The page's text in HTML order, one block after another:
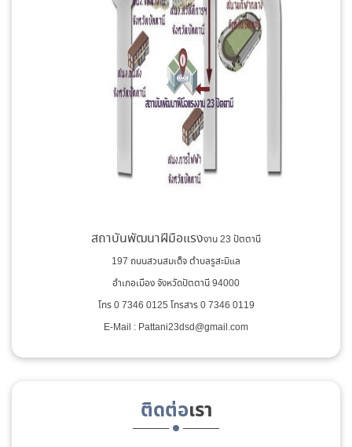
สถาบันพัฒนาฝีมือแรงงาน 23 ปัตตานี
197 ถนนสวนสมเด็จ ตำบลรูสะมิแล
อำเภอเมือง จังหวัดปัตตานี 94000
โทร 0 7346 0125 โทรสาร 0 7346 0119
E-Mail : Pattani23dsd@gmail.com
ติดต่อเรา